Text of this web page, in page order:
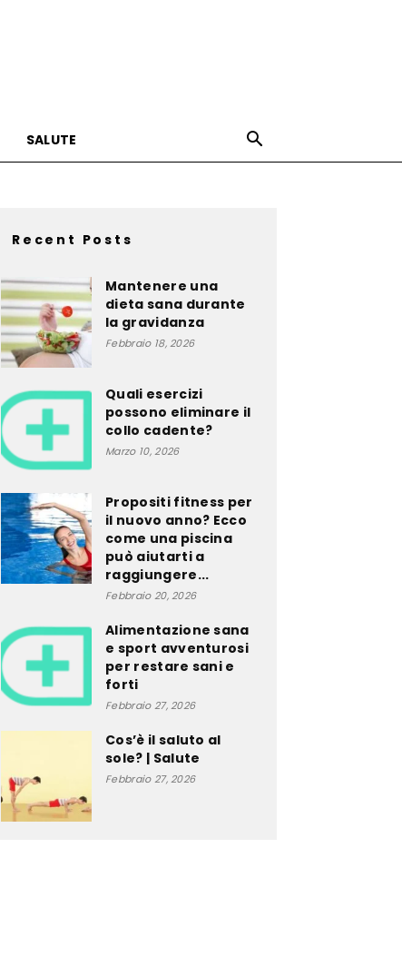
SALUTE
Recent Posts
Mantenere una
dieta sana durante
la gravidanza
Febbraio 18, 2026
Quali esercizi
possono eliminare il
collo cadente?
Marzo 10, 2026
Propositi fitness per
il nuovo anno? Ecco
come una piscina
può aiutarti a
raggiungere...
Febbraio 20, 2026
Alimentazione sana
e sport avventurosi
per restare sani e
forti
Febbraio 27, 2026
Cos’è il saluto al
sole? | Salute
Febbraio 27, 2026